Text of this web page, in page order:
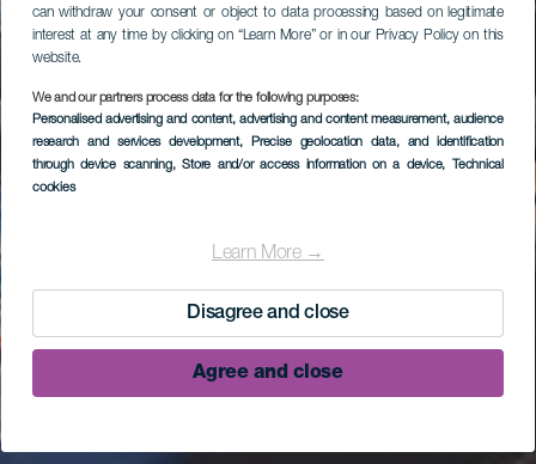
can withdraw your consent or object to data processing based on legitimate
interest at any time by clicking on “Learn More” or in our Privacy Policy on this
website.
We and our partners process data for the following purposes:
Personalised advertising and content, advertising and content measurement, audience
research and services development, Precise geolocation data, and identification
through device scanning, Store and/or access information on a device, Technical
cookies
Learn More →
Disagree and close
Agree and close